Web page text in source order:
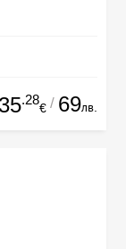
35.28
€ / 69лв.